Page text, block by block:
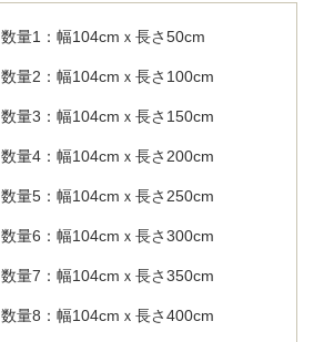
数量1：幅104cmｘ長さ50cm
数量2：幅104cmｘ長さ100cm
数量3：幅104cmｘ長さ150cm
数量4：幅104cmｘ長さ200cm
数量5：幅104cmｘ長さ250cm
数量6：幅104cmｘ長さ300cm
数量7：幅104cmｘ長さ350cm
数量8：幅104cmｘ長さ400cm